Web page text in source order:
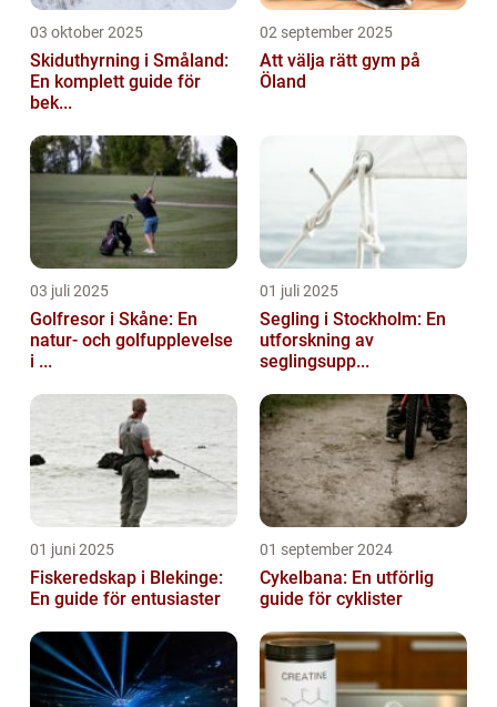
03 oktober 2025
Skiduthyrning i Småland:
En komplett guide för
bek...
02 september 2025
Att välja rätt gym på
Öland
03 juli 2025
Golfresor i Skåne: En
natur- och golfupplevelse
i ...
01 juli 2025
Segling i Stockholm: En
utforskning av
seglingsupp...
01 juni 2025
Fiskeredskap i Blekinge:
En guide för entusiaster
01 september 2024
Cykelbana: En utförlig
guide för cyklister